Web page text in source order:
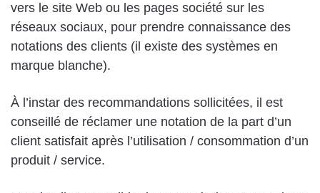
vers le site Web ou les pages société sur les
réseaux sociaux, pour prendre connaissance des
notations des clients (il existe des systèmes en
marque blanche).
À l’instar des recommandations sollicitées, il est
conseillé de réclamer une notation de la part d’un
client satisfait après l’utilisation / consommation d’un
produit / service.